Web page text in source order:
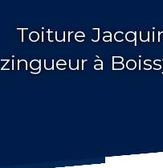
Toiture
zingueur à